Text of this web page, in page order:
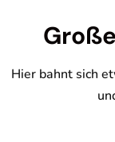
Hier bahnt sich